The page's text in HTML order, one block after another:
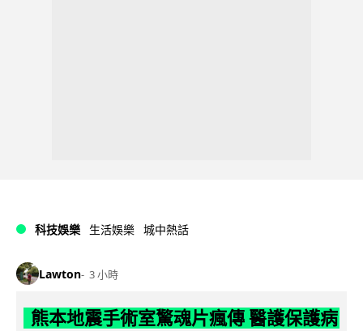
科技娛樂 生活娛樂 城中熱話
Lawton 3 小時
熊本地震手術室驚魂片瘋傳 醫護保護病